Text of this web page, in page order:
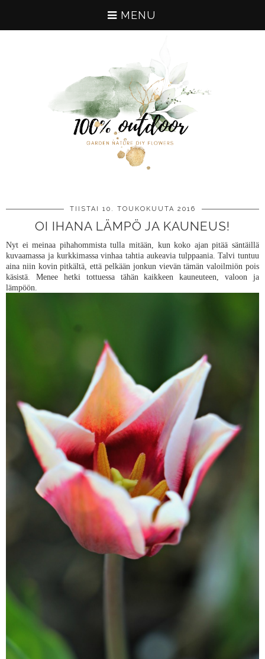
MENU
TIISTAI 10. TOUKOKUUTA 2016
OI IHANA LÄMPÖ JA KAUNEUS!
Nyt ei meinaa pihahommista tulla mitään, kun koko ajan pitää säntäillä
kuvaamassa ja kurkkimassa vinhaa tahtia aukeavia tulppaania. Talvi tuntuu
aina niin kovin pitkältä, että pelkään jonkun vievän tämän valoilmiön pois
käsistä. Menee hetki tottuessa tähän kaikkeen kauneuteen, valoon ja
lämpöön.